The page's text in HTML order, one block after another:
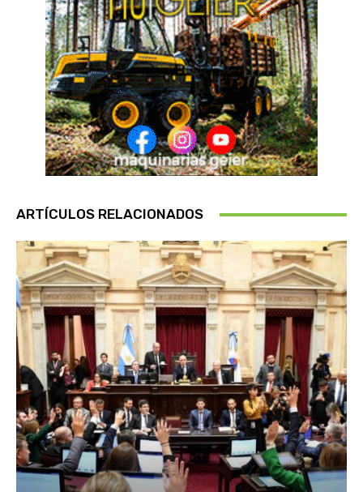
ARTÍCULOS RELACIONADOS